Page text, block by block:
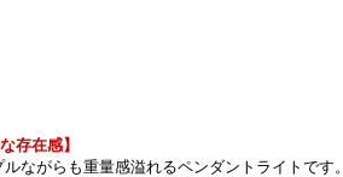
存在感】
ながらも重量感溢れるペンダントライトです。